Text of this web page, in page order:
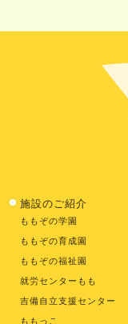
施設のご紹介
ももぞの学園
ももぞの育成園
ももぞの福祉園
就労センターもも
吉備自立支援センター
ももっこ